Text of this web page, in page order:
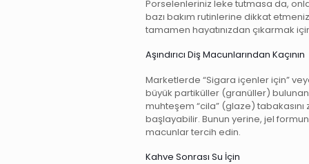
Porselenleriniz leke tutmasa da,
bazı bakım rutinlerine dikkat
tamamen hayatınızdan çıkarmak
Aşındırıcı Diş Macunlarından Kaçının
Marketlerde “Sigara içenler için”
büyük partiküller (granüller)
muhteşem “cila” (glaze)
başlayabilir. Bunun yerine, jel
macunlar tercih edin.
Kahve Sonrası Su İçin